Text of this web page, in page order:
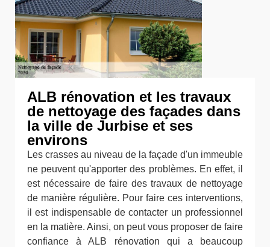
ALB rénovation et les travaux
de nettoyage des façades dans
la ville de Jurbise et ses
environs
Les crasses au niveau de la façade d'un immeuble
ne peuvent qu'apporter des problèmes. En effet, il
est nécessaire de faire des travaux de nettoyage
de manière régulière. Pour faire ces interventions,
il est indispensable de contacter un professionnel
en la matière. Ainsi, on peut vous proposer de faire
confiance à ALB rénovation qui a beaucoup